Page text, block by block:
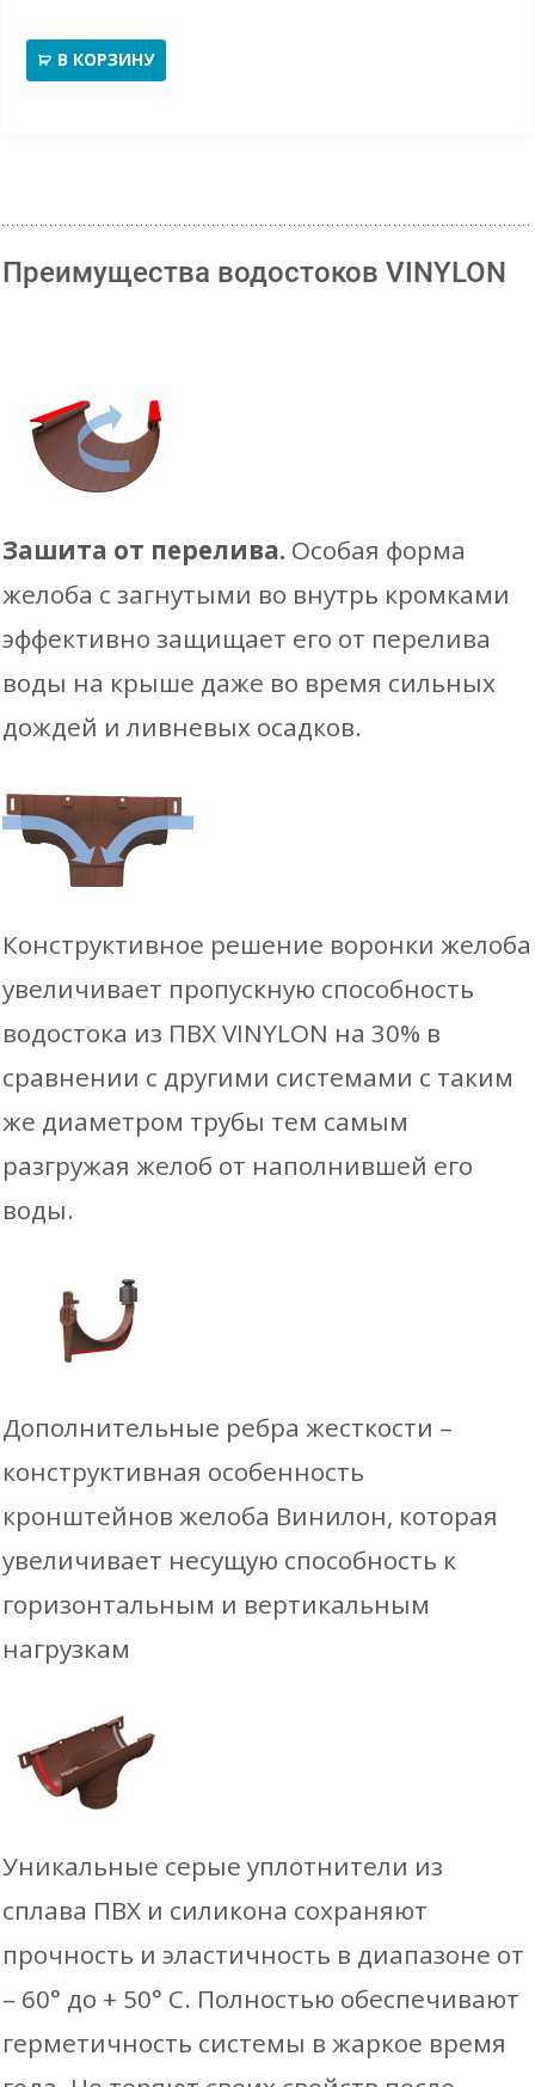
В КОРЗИНУ
Преимущества водостоков VINYLON
Зашита от перелива. Особая форма
желоба с загнутыми во внутрь кромками
эффективно защищает его от перелива
воды на крыше даже во время сильных
дождей и ливневых осадков.
Конструктивное решение воронки желоба
увеличивает пропускную способность
водостока из ПВХ VINYLON на 30% в
сравнении с другими системами с таким
же диаметром трубы тем самым
разгружая желоб от наполнившей его
воды.
Дополнительные ребра жесткости –
конструктивная особенность
кронштейнов желоба Винилон, которая
увеличивает несущую способность к
горизонтальным и вертикальным
нагрузкам
Уникальные серые уплотнители из
сплава ПВХ и силикона сохраняют
прочность и эластичность в диапазоне от
– 60° до + 50° С. Полностью обеспечивают
герметичность системы в жаркое время